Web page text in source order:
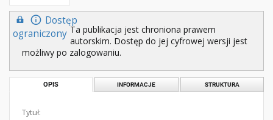
Dostęp
ograniczony Ta publikacja jest chroniona prawem
autorskim. Dostęp do jej cyfrowej wersji jest
możliwy po zalogowaniu.
OPIS INFORMACJE STRUKTURA
Tytuł: